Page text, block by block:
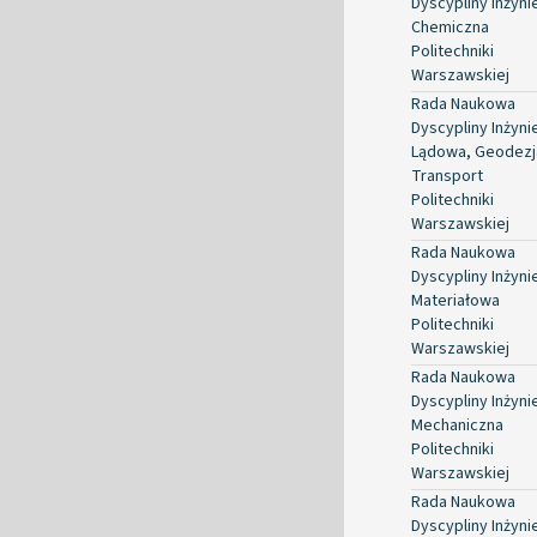
Chemiczna
Politechniki
Warszawskiej
Rada Naukowa
Dyscypliny
Lądowa,
Transport
Politechniki
Warszawskiej
Rada Naukowa
Dyscypliny
Materiałowa
Politechniki
Warszawskiej
Rada Naukowa
Dyscypliny
Mechaniczna
Politechniki
Warszawskiej
Rada Naukowa
Dyscypliny